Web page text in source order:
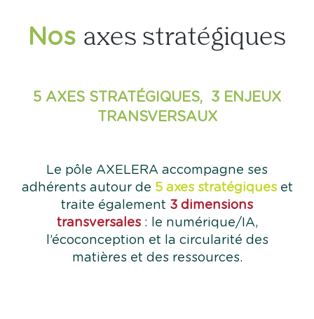
Nos axes stratégiques
5 AXES STRATÉGIQUES, 3 ENJEUX
TRANSVERSAUX
Le pôle AXELERA accompagne ses
adhérents autour de 5 axes stratégiqueset
traite également 3 dimensions
transversales: le numérique/IA,
l’écoconception et la circularité des
matières et des ressources.